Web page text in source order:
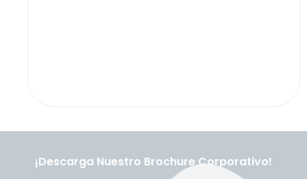
¡Descarga Nuestro Brochure Corporativo!